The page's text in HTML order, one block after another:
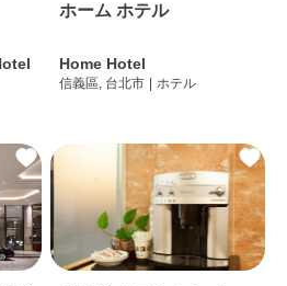
ホーム ホテル
Home Hotel
信義區, 台北市 ホテル